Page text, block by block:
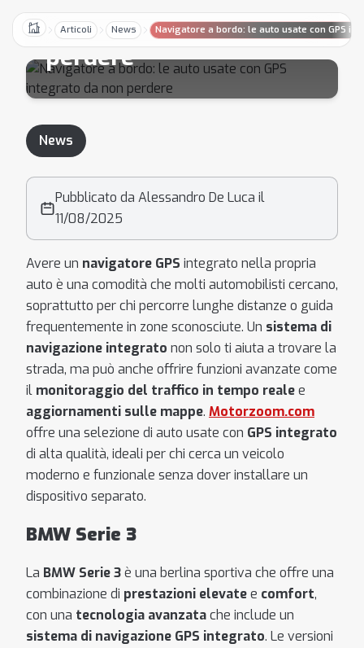
HomeArticoli News Navigatore a bordo: le auto usate con GPS
integrato da non
perdere
News
Pubblicato da Alessandro De Luca il
11/08/2025
Avere un navigatore GPS integrato nella propria
auto è una comodità che molti automobilisti cercano,
soprattutto per chi percorre lunghe distanze o guida
frequentemente in zone sconosciute. Un sistema di
navigazione integrato non solo ti aiuta a trovare la
strada, ma può anche offrire funzioni avanzate come
il monitoraggio del traffico in tempo realee
aggiornamenti sulle mappe. Motorzoom.com
offre una selezione di auto usate con GPS integrato
di alta qualità, ideali per chi cerca un veicolo
moderno e funzionale senza dover installare un
dispositivo separato.
BMW Serie 3
La BMW Serie 3è una berlina sportiva che offre una
combinazione di prestazioni elevatee comfort,
con una tecnologia avanzatache include un
sistema di navigazione GPS integrato. Le versioni